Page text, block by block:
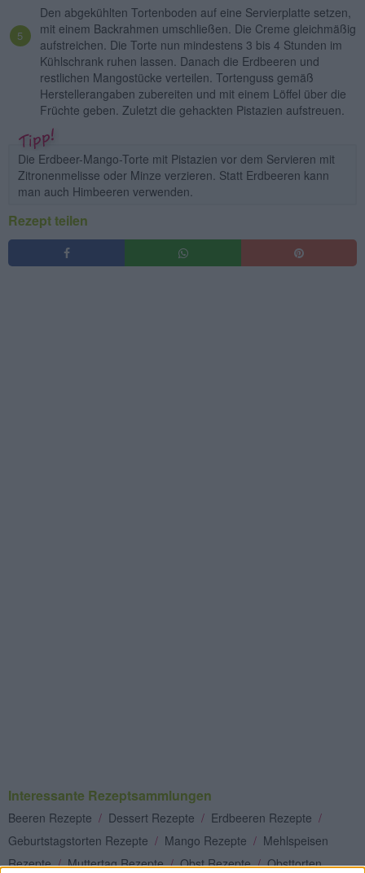
Den abgekühlten Tortenboden auf eine Servierplatte setzen,
mit einem Backrahmen umschließen. Die Creme gleichmäßig
aufstreichen. Die Torte nun mindestens 3 bis 4 Stunden im
Kühlschrank ruhen lassen. Danach die Erdbeeren und
restlichen Mangostücke verteilen. Tortenguss gemäß
Herstellerangaben zubereiten und mit einem Löffel über die
Früchte geben. Zuletzt die gehackten Pistazien aufstreuen.
Die Erdbeer-Mango-Torte mit Pistazien vor dem Servieren mit
Zitronenmelisse oder Minze verzieren. Statt Erdbeeren kann
man auch Himbeeren verwenden.
Rezept teilen
Interessante Rezeptsammlungen
Beeren Rezepte / Dessert Rezepte / Erdbeeren Rezepte /
Geburtstagstorten Rezepte / Mango Rezepte / Mehlspeisen
Rezepte/ Muttertag Rezepte/ Obst Rezepte/ Obsttorten